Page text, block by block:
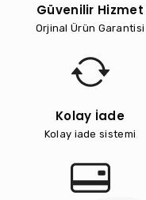
Güvenilir Hizmet
Orjinal Ürün Garantisi
Kolay İade
Kolay iade sistemi